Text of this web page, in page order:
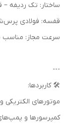
ساختار: تک ردیفه
قفسه: فولادی
سرعت مجاز: مناسب
---
🛠️ کاربردها:
موتورهای الکتریکی
کمپرسورها و